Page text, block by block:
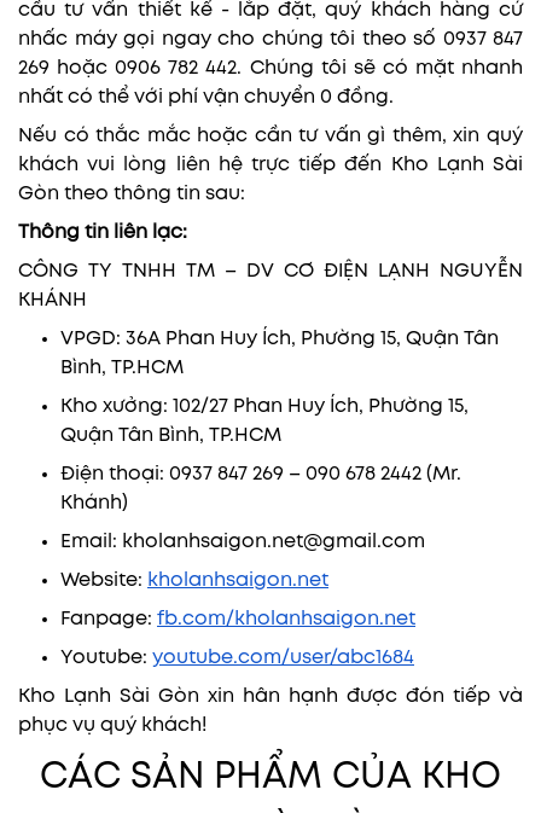
cầu tư vấn thiết kế - lắp đặt, quý khách hàng cứ
nhấc máy gọi ngay cho chúng tôi theo số 0937 847
269 hoặc 0906 782 442. Chúng tôi sẽ có mặt nhanh
nhất có thể với phí vận chuyển 0 đồng.
Nếu có thắc mắc hoặc cần tư vấn gì thêm, xin quý
khách vui lòng liên hệ trực tiếp đến Kho Lạnh Sài
Gòn theo thông tin sau:
Thông tin liên lạc:
CÔNG TY TNHH TM – DV CƠ ĐIỆN LẠNH NGUYỄN
KHÁNH
VPGD: 36A Phan Huy Ích, Phường 15, Quận Tân
Bình, TP.HCM
Kho xưởng: 102/27 Phan Huy Ích, Phường 15,
Quận Tân Bình, TP.HCM
Điện thoại: 0937 847 269 – 090 678 2442 (Mr.
Khánh)
Email: kholanhsaigon.net@gmail.com
Website: kholanhsaigon.net
Fanpage: fb.com/kholanhsaigon.net
Youtube: youtube.com/user/abc1684
Kho Lạnh Sài Gòn xin hân hạnh được đón tiếp và
phục vụ quý khách!
CÁC SẢN PHẨM CỦA KHO